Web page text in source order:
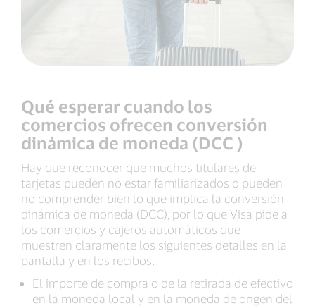
Qué esperar cuando los
comercios ofrecen conversión
dinámica de moneda (DCC )
Hay que reconocer que muchos titulares de
tarjetas pueden no estar familiarizados o pueden
no comprender bien lo que implica la conversión
dinámica de moneda (DCC), por lo que Visa pide a
los comercios y cajeros automáticos que
muestren claramente los siguientes detalles en la
pantalla y en los recibos:
El importe de compra o de la retirada de efectivo
en la moneda local y en la moneda de origen del